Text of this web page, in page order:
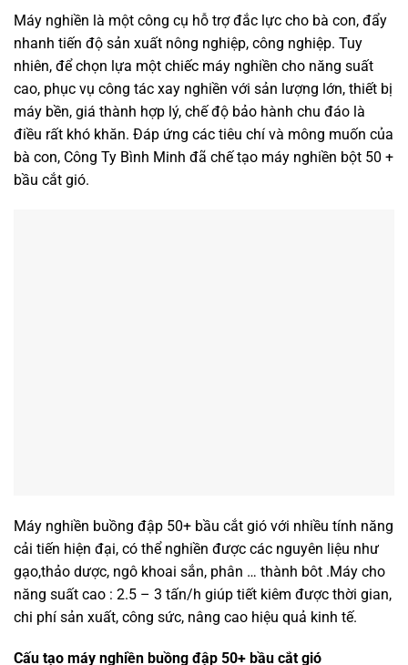
Máy nghiền là một công cụ hỗ trợ đắc lực cho bà con, đẩy
nhanh tiến độ sản xuất nông nghiệp, công nghiệp. Tuy
nhiên, để chọn lựa một chiếc máy nghiền cho năng suất
cao, phục vụ công tác xay nghiền với sản lượng lớn, thiết bị
máy bền, giá thành hợp lý, chế độ bảo hành chu đáo là
điều rất khó khăn. Đáp ứng các tiêu chí và mông muốn của
bà con, Công Ty Bình Minh đã chế tạo máy nghiền bột 50 +
bầu cắt gió.
Máy nghiền buồng đập 50+ bầu cắt gió với nhiều tính năng
cải tiến hiện đại, có thể nghiền được các nguyên liệu như
gạo,thảo dược, ngô khoai sắn, phân … thành bôt .Máy cho
năng suất cao : 2.5 – 3 tấn/h giúp tiết kiêm được thời gian,
chi phí sản xuất, công sức, nâng cao hiệu quả kinh tế.
Cấu tạo máy nghiền buồng đập 50+ bầu cắt gió